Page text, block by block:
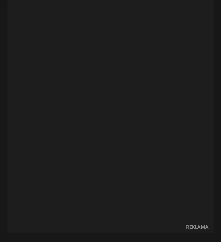
REKLAMA